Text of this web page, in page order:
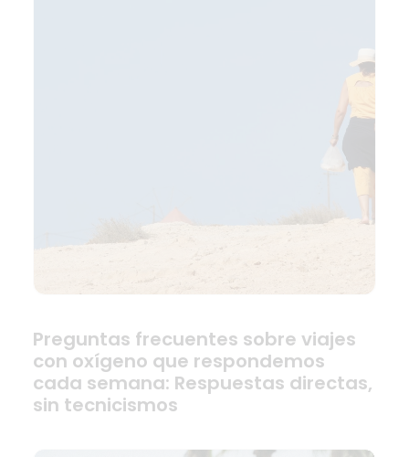
Preguntas frecuentes sobre viajes
con oxígeno que respondemos
cada semana: Respuestas directas,
sin tecnicismos